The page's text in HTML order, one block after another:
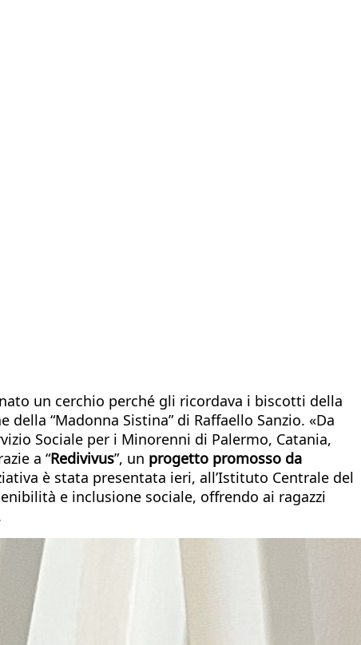
un cerchio perché gli ricordava i biscotti della
“Madonna Sistina” di Raffaello Sanzio. «Da
Sociale per i Minorenni di Palermo, Catania,
a “Redivivus”, un progetto promosso da
è stata presentata ieri, all’Istituto Centrale del
e inclusione sociale, offrendo ai ragazzi